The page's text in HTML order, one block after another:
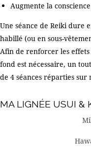
Augmente la
Une séance de Reiki dure
habillé (ou en sous-
Afin de renforcer les
fond est nécessaire, un
de 4 séances réparties sur
MA LIGNÉE USUI &